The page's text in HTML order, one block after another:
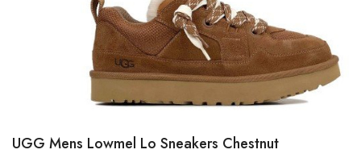
UGG Mens Lowmel Lo Sneakers Chestnut